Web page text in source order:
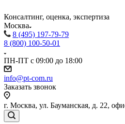
Консалтинг, оценка, экспертиза
Москва
8 (495) 197-79-79
8 (800) 100-50-01
ПН-ПТ с 09:00 до 18:00
info@pt-com.ru
Заказать звонок
г. Москва, ул. Бауманская, д. 22,